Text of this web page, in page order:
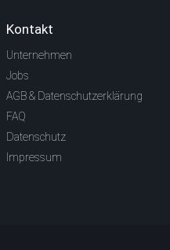
Kontakt
Unternehmen
Jobs
AGB & Datenschutzerklärung
FAQ
Datenschutz
Impressum